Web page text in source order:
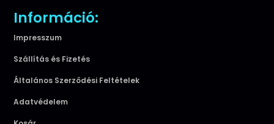
Információ:
Impresszum
Szállítás és Fizetés
Általános Szerződési Feltételek
Adatvédelem